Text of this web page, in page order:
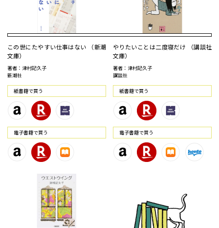
この世にたやすい仕事はない （新潮
文庫）
著者：津村記久子
新潮社
紙書籍で買う
電⼦書籍で買う
やりたいことは二度寝だけ （講談社
文庫）
著者：津村記久子
講談社
紙書籍で買う
電⼦書籍で買う